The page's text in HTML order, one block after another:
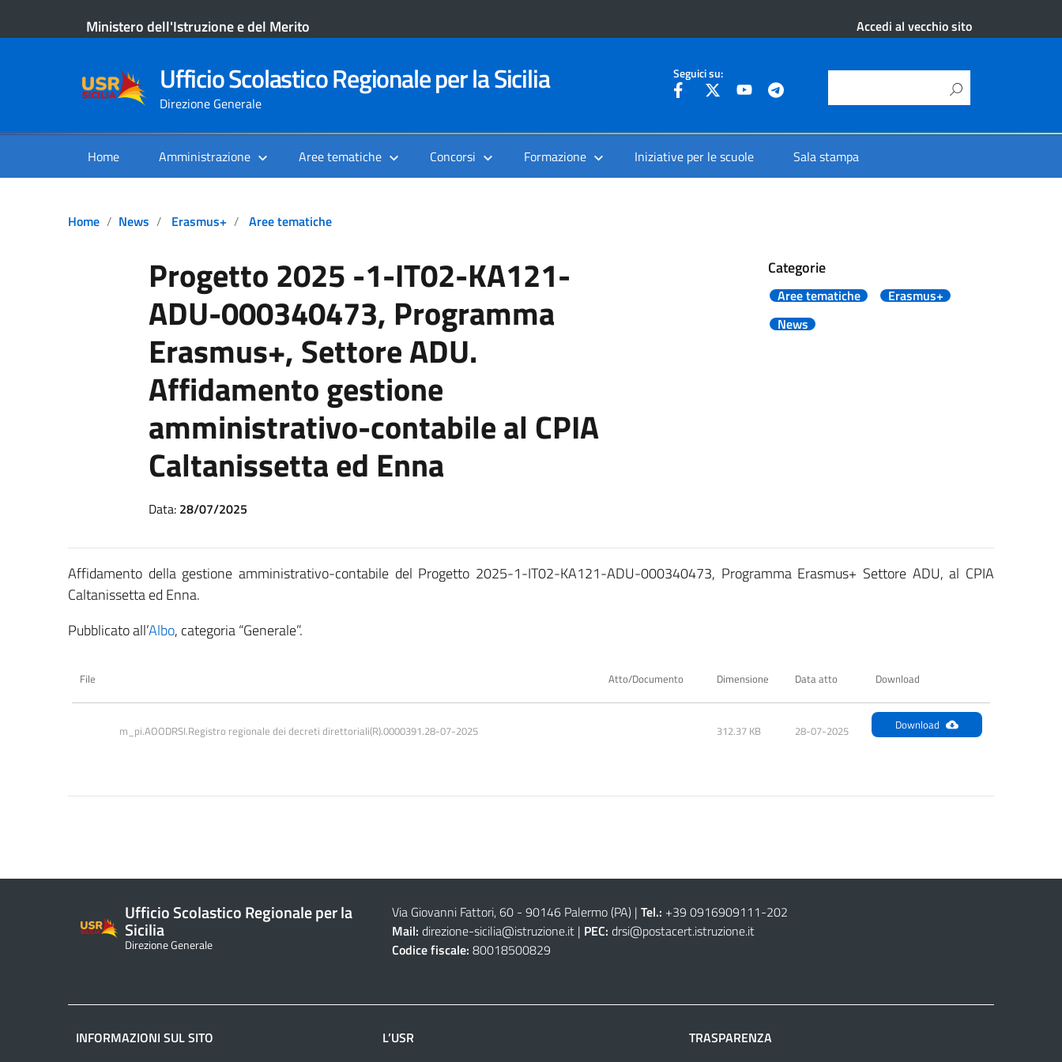
Ministero dell'Istruzione e del Merito Accedi al vecchio sito
Ufficio Scolastico Regionale per la Sicilia
Direzione Generale
Seguici su:
Home Amministrazione Aree tematiche Concorsi Formazione Iniziative per le scuole Sala stampa
Home News Erasmus+ Aree tematiche
Progetto 2025 -1-IT02-KA121-
ADU-000340473, Programma
Erasmus+, Settore ADU.
Affidamento gestione
amministrativo-contabile al CPIA
Caltanissetta ed Enna
Categorie
Aree tematiche
Erasmus+
News
Data: 28/07/2025
Affidamento della gestione amministrativo-contabile del Progetto 2025-1-IT02-KA121-ADU-000340473, Programma Erasmus+ Settore ADU, al CPIA
Caltanissetta ed Enna.
Pubblicato all’Albo, categoria “Generale”.
File Atto/Documento Dimensione Data atto Download
m_pi.AOODRSI.Registro regionale dei decreti direttoriali(R).0000391.28-07-2025 312.37 KB 28-07-2025 Download
Ufficio Scolastico Regionale per la
Sicilia
Direzione Generale
Via Giovanni Fattori, 60 - 90146 Palermo (PA)| Tel.: +39 0916909111-202
Mail: direzione-sicilia@istruzione.it| PEC: drsi@postacert.istruzione.it
Codice fiscale: 80018500829
INFORMAZIONI SUL SITO L’USR TRASPARENZA